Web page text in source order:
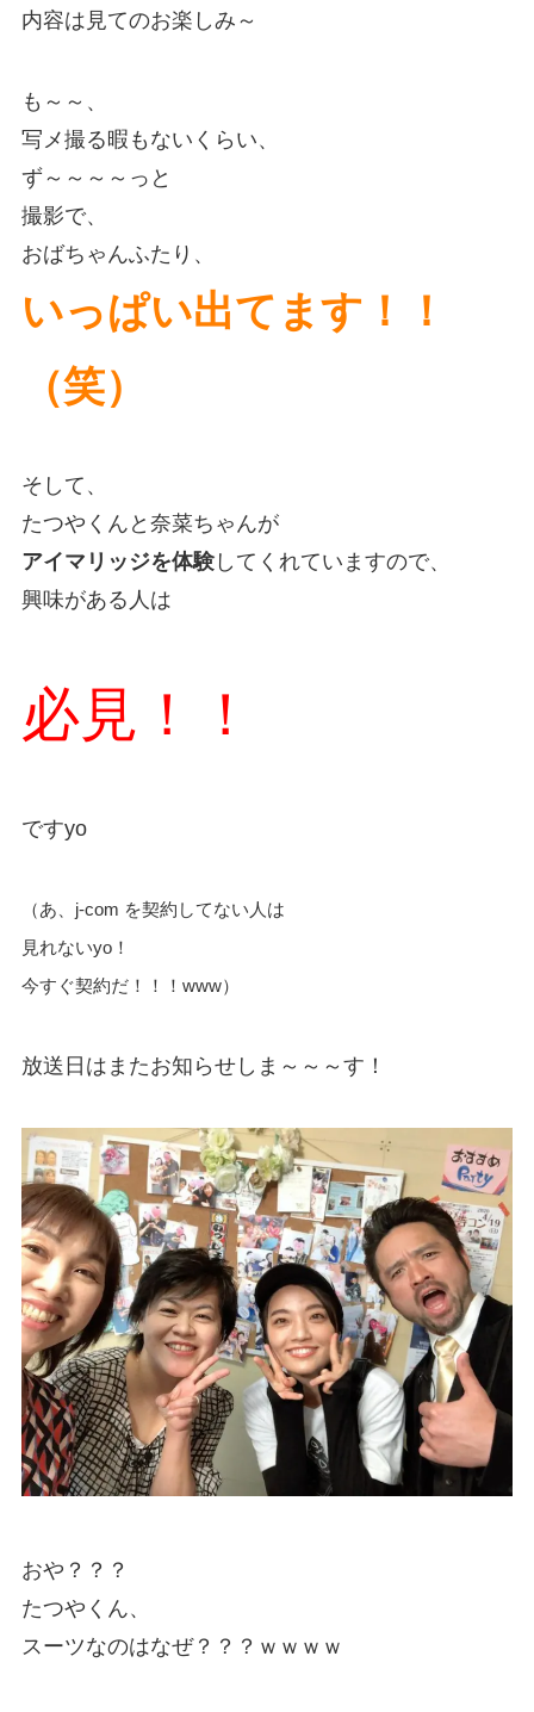
内容は見てのお楽しみ～
も～～、
写メ撮る暇もないくらい、
ず～～～～っと
撮影で、
おばちゃんふたり、
いっぱい出てます！！
（笑）
そして、
たつやくんと奈菜ちゃんが
アイマリッジを体験してくれていますので、
興味がある人は
必見！！
ですyo
（あ、j-com を契約してない人は
見れないyo！
今すぐ契約だ！！！www）
放送日はまたお知らせしま～～～す！
おや？？？
たつやくん、
スーツなのはなぜ？？？ｗｗｗｗ